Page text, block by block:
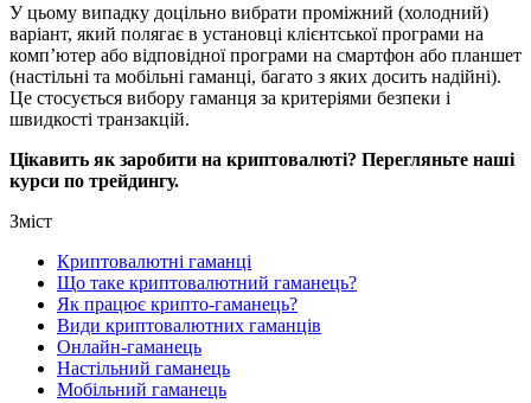
У цьому випадку доцільно вибрати проміжний (холодний)
варіант, який полягає в установці клієнтської програми на
комп’ютер або відповідної програми на смартфон або планшет
(настільні та мобільні гаманці, багато з яких досить надійні).
Це стосується вибору гаманця за критеріями безпеки і
швидкості транзакцій.
Цікавить як заробити на криптовалюті? Перегляньте наші
курси по трейдингу.
Зміст
Криптовалютні гаманці
Що таке криптовалютний гаманець?
Як працює крипто-гаманець?
Види криптовалютних гаманців
Онлайн-гаманець
Настільний гаманець
Мобільний гаманець